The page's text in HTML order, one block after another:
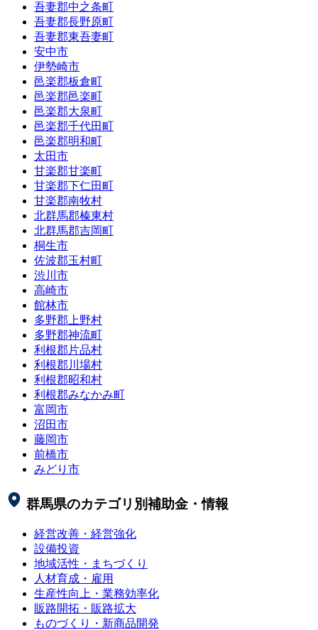
吾妻郡中之条町
吾妻郡長野原町
吾妻郡東吾妻町
安中市
伊勢崎市
邑楽郡板倉町
邑楽郡邑楽町
邑楽郡大泉町
邑楽郡千代田町
邑楽郡明和町
太田市
甘楽郡甘楽町
甘楽郡下仁田町
甘楽郡南牧村
北群馬郡榛東村
北群馬郡吉岡町
桐生市
佐波郡玉村町
渋川市
高崎市
館林市
多野郡上野村
多野郡神流町
利根郡片品村
利根郡川場村
利根郡昭和村
利根郡みなかみ町
富岡市
沼田市
藤岡市
前橋市
みどり市
群馬県のカテゴリ別補助金・情報
経営改善・経営強化
設備投資
地域活性・まちづくり
人材育成・雇用
生産性向上・業務効率化
販路開拓・販路拡大
ものづくり・新商品開発